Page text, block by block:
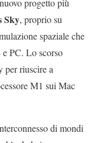
Sky, proprio su
spaziale che
PC. Lo scorso
per riuscire a
M1 sui Mac
di mondi